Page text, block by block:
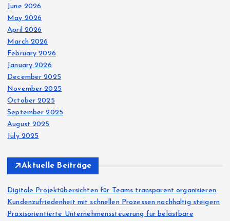
June 2026
May 2026
April 2026
March 2026
February 2026
January 2026
December 2025
November 2025
October 2025
September 2025
August 2025
July 2025
Aktuelle Beiträge
Digitale Projektübersichten für Teams transparent organisieren
Kundenzufriedenheit mit schnellen Prozessen nachhaltig steigern
Praxisorientierte Unternehmenssteuerung für belastbare